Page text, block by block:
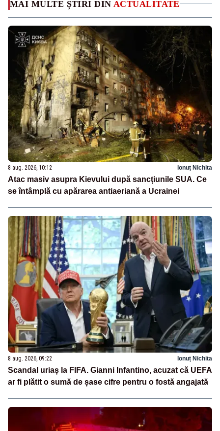
MAI MULTE ȘTIRI DIN ACTUALITATE
8 aug. 2026, 10:12 Ionuț Nichita
Atac masiv asupra Kievului după sancțiunile SUA. Ce
se întâmplă cu apărarea antiaeriană a Ucrainei
8 aug. 2026, 09:22 Ionuț Nichita
Scandal uriaș la FIFA. Gianni Infantino, acuzat că UEFA
ar fi plătit o sumă de șase cifre pentru o fostă angajată